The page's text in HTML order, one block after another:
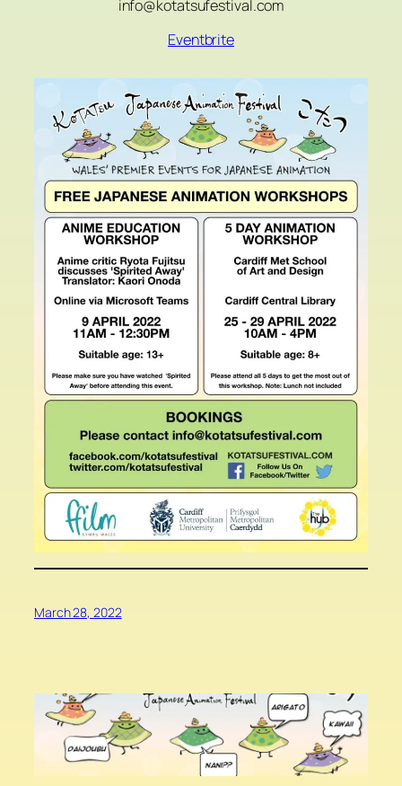
info@kotatsufestival.com
Eventbrite
March 28, 2022